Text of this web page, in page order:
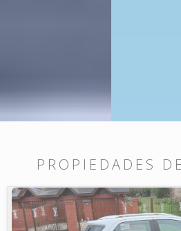
PROPIEDADES